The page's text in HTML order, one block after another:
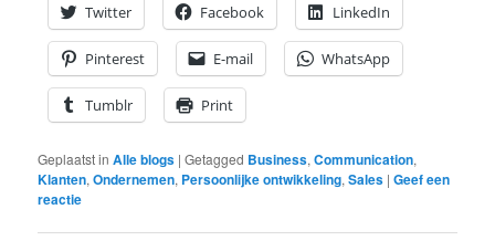
Twitter
Facebook LinkedIn
Pinterest E-mail WhatsApp
Tumblr Print
Geplaatst in Alle blogs |Getagged Business,Communication,
Klanten,Ondernemen, Persoonlijke ontwikkeling,Sales |Geef een
reactie